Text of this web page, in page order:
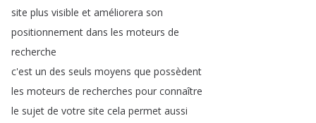
site plus visible et améliorera son
positionnement dans les moteurs de
recherche
c'est un des seuls moyens que possèdent
les moteurs de recherches pour connaître
le sujet de votre site cela permet aussi